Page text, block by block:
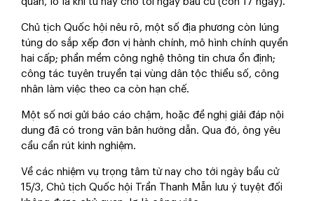
Chủ tịch Quốc hội nêu rõ, một số địa phương còn lúng
túng do sắp xếp đơn vị hành chính, mô hình chính quyền
hai cấp; phần mềm công nghệ thông tin chưa ổn định;
công tác tuyên truyền tại vùng dân tộc thiểu số, công
nhân làm việc theo ca còn hạn chế.
Một số nơi gửi báo cáo chậm, hoặc đề nghị giải đáp nội
dung đã có trong văn bản hướng dẫn. Qua đó, ông yêu
cầu cần rút kinh nghiệm.
Về các nhiệm vụ trọng tâm từ nay cho tới ngày bầu cử
15/3, Chủ tịch Quốc hội Trần Thanh Mẫn lưu ý tuyệt đối